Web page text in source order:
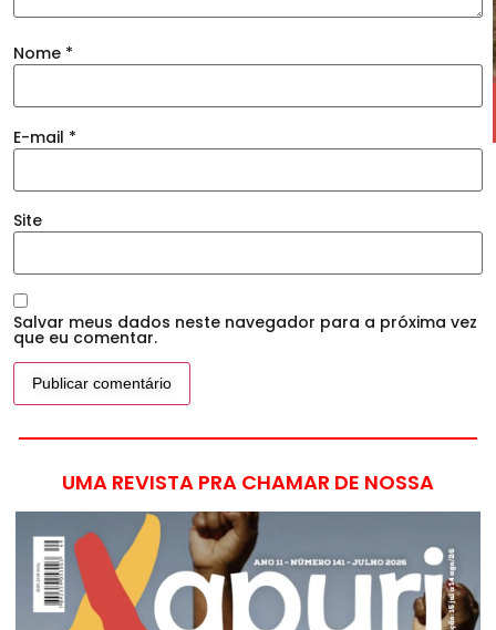
Nome *
E-mail *
Site
Salvar meus dados neste navegador para a próxima vez
que eu comentar.
UMA REVISTA PRA CHAMAR DE NOSSA